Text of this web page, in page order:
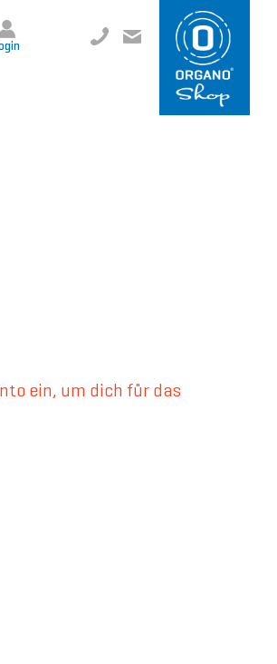
+49 8504 957999-0
o@org ano.ch
ein, um dich für das